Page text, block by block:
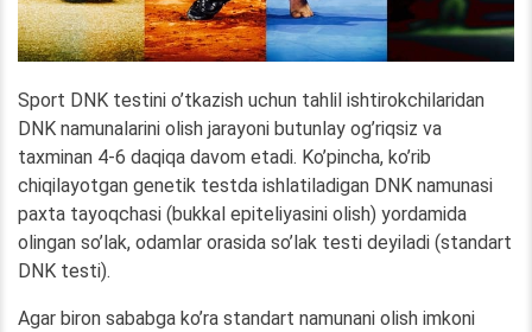
Sport DNK testini o’tkazish uchun tahlil ishtirokchilaridan
DNK namunalarini olish jarayoni butunlay og’riqsiz va
taxminan 4-6 daqiqa davom etadi. Ko’pincha, ko’rib
chiqilayotgan genetik testda ishlatiladigan DNK namunasi
paxta tayoqchasi (bukkal epiteliyasini olish) yordamida
olingan so’lak, odamlar orasida so’lak testi deyiladi (standart
DNK testi).
Agar biron sababga ko’ra standart namunani olish imkoni